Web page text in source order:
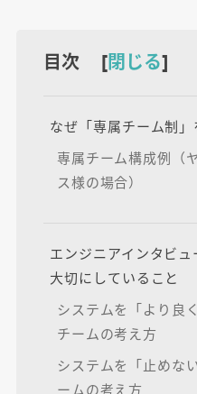
目次 [閉じる]
なぜ「専属チーム制」
専属チーム構成例（
ス様の場合）
エンジニアインタビ
大切にしていること
システムを「より良
チームの考え方
システムを「止めな
ームの考え方